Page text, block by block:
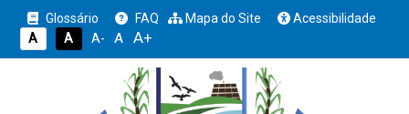
Glossário FAQ Mapa do Site
Acessibilidade
A
A A- A A+